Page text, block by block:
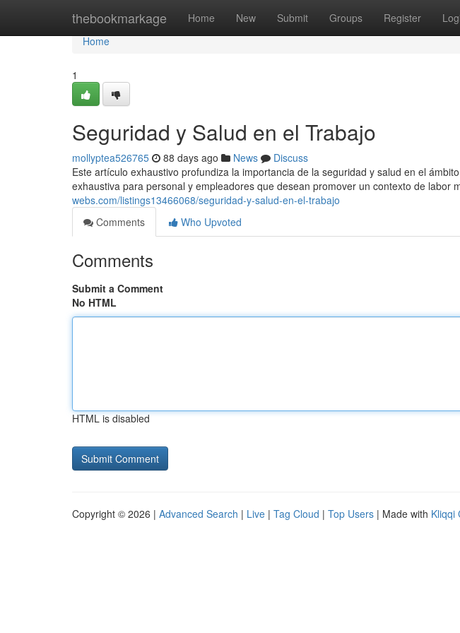
thebookmarkage Home New Submit Groups Register
Home
Home
1
Seguridad y Salud en el Trabajo
mollyptea526765 88 days ago News
Discuss
Este artículo exhaustivo profundiza la importancia de la seguridad y salud en el
exhaustiva para personal y empleadores que desean promover un contexto de labor
webs.com/listings13466068/seguridad-y-salud-en-el-trabajo
Comments
Who Upvoted
Comments
Submit a Comment
No HTML
HTML is disabled
Copyright © 2026 | Advanced Search | Live | Tag Cloud | Top Users | Made with Kliqqi